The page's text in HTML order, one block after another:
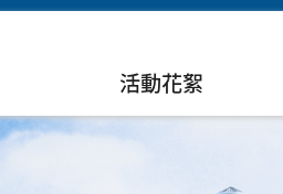
活動花絮